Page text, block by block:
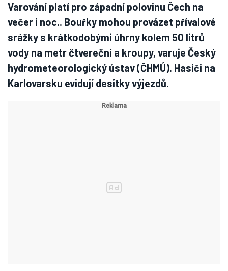
Varování platí pro západní polovinu Čech na
večer i noc.. Bouřky mohou provázet přívalové
srážky s krátkodobými úhrny kolem 50 litrů
vody na metr čtvereční a kroupy, varuje Český
hydrometeorologický ústav (ČHMÚ). Hasiči na
Karlovarsku evidují desítky výjezdů.